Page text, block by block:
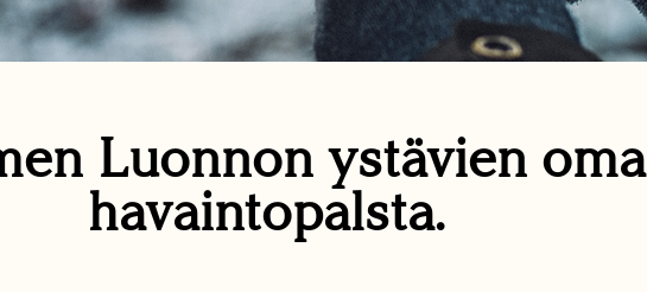
Luonnon ystävien oma
havaintopalsta.